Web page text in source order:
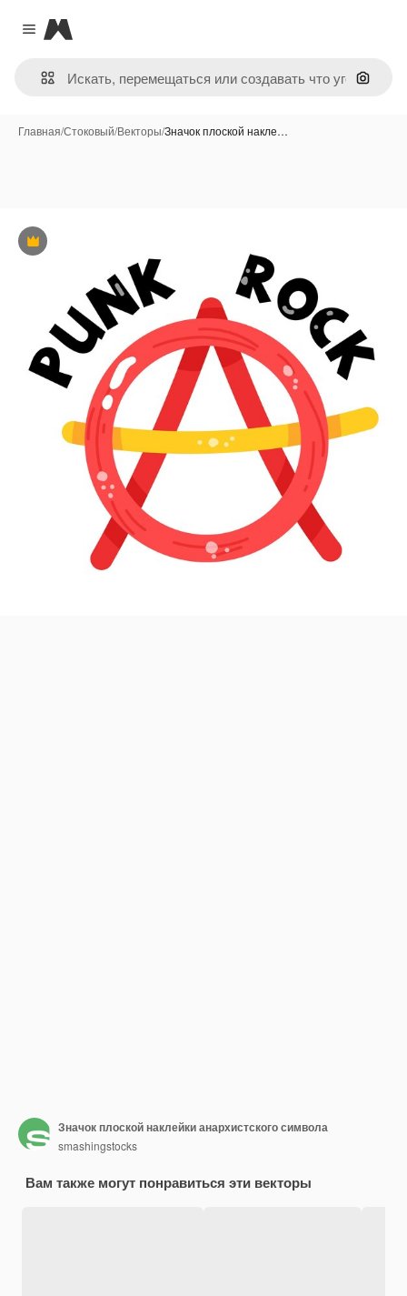
Close menu
Magnific
Поиск
Главная/Стоковый/Векторы/Значок плоской накле…
Премиум
Значок плоской наклейки анархистского символа
smashingstocks
Вам также могут понравиться эти векторы